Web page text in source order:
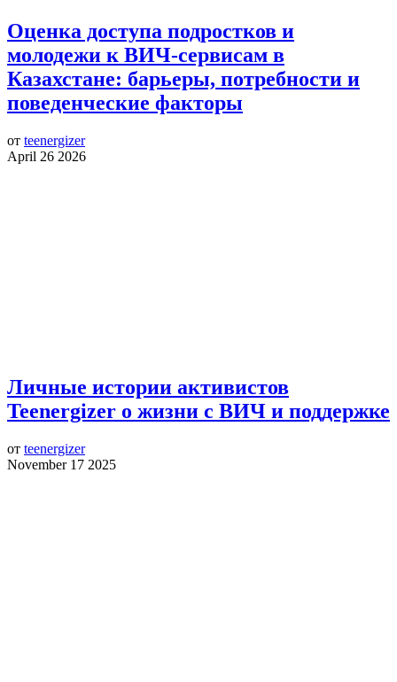
Оценка доступа подростков и
молодежи к ВИЧ-сервисам в
Казахстане: барьеры, потребности и
поведенческие факторы
от teenergizer
April 26 2026
Личные истории активистов
Teenergizer о жизни с ВИЧ и поддержке
от teenergizer
November 17 2025